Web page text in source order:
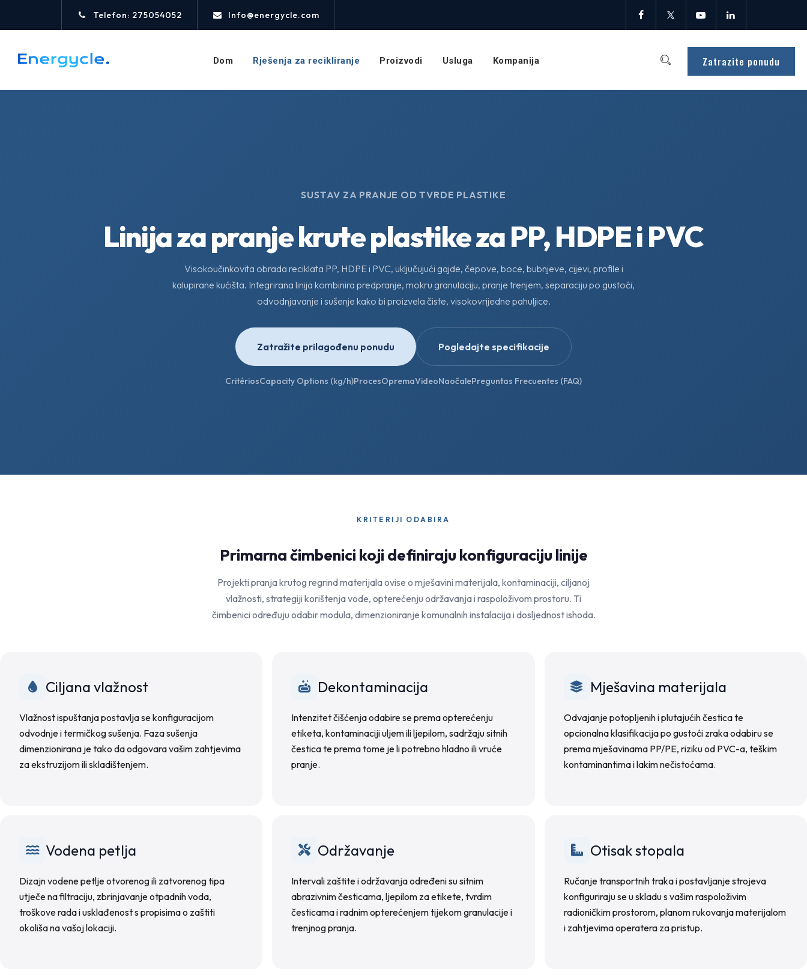
Telefon: 275054052 Info@energycle.com
Zatrazite ponudu
Dom Rješenja za recikliranje Proizvodi Usluga Kompanija
SUSTAV ZA PRANJE OD TVRDE PLASTIKE
Linija za pranje krute plastike za PP, HDPE i PVC
Visokoučinkovita obrada reciklata PP, HDPE i PVC, uključujući gajde, čepove, boce, bubnjeve, cijevi, profile i
kalupirane kućišta. Integrirana linija kombinira predpranje, mokru granulaciju, pranje trenjem, separaciju po gustoći,
odvodnjavanje i sušenje kako bi proizvela čiste, visokovrijedne pahuljice.
Zatražite prilagođenu ponudu Pogledajte specifikacije
CritériosCapacity Options (kg/h)ProcesOpremaVideoNaočalePreguntas Frecuentes (FAQ)
KRITERIJI ODABIRA
Primarna čimbenici koji definiraju konfiguraciju linije
Projekti pranja krutog regrind materijala ovise o mješavini materijala, kontaminaciji, ciljanoj
vlažnosti, strategiji korištenja vode, opterećenju održavanja i raspoloživom prostoru. Ti
čimbenici određuju odabir modula, dimenzioniranje komunalnih instalacija i dosljednost ishoda.
Ciljana vlažnost
Vlažnost ispuštanja postavlja se konfiguracijom
odvodnje i termičkog sušenja. Faza sušenja
dimenzionirana je tako da odgovara vašim zahtjevima
za ekstruzijom ili skladištenjem.
Dekontaminacija
Intenzitet čišćenja odabire se prema opterećenju
etiketa, kontaminaciji uljem ili ljepilom, sadržaju sitnih
čestica te prema tome je li potrebno hladno ili vruće
pranje.
Mješavina materijala
Odvajanje potopljenih i plutajućih čestica te
opcionalna klasifikacija po gustoći zraka odabiru se
prema mješavinama PP/PE, riziku od PVC-a, teškim
kontaminantima i lakim nečistoćama.
Vodena petlja
Dizajn vodene petlje otvorenog ili zatvorenog tipa
utječe na filtraciju, zbrinjavanje otpadnih voda,
troškove rada i usklađenost s propisima o zaštiti
okoliša na vašoj lokaciji.
Održavanje
Intervali zaštite i održavanja određeni su sitnim
abrazivnim česticama, ljepilom za etikete, tvrdim
česticama i radnim opterećenjem tijekom granulacije i
trenjnog pranja.
Otisak stopala
Ručanje transportnih traka i postavljanje strojeva
konfiguriraju se u skladu s vašim raspoloživim
radioničkim prostorom, planom rukovanja materijalom
i zahtjevima operatera za pristup.